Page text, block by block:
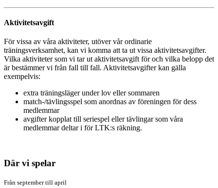
Aktivitetsavgift
För vissa av våra aktiviteter, utöver vår ordinarie
träningsverksamhet, kan vi komma att ta ut vissa aktivitetsavgifter.
Vilka aktiviteter som vi tar ut aktivitetsavgift för och vilka belopp det
är bestämmer vi från fall till fall. Aktivitetsavgifter kan gälla
exempelvis:
extra träningsläger under lov eller sommaren
match-/tävlingsspel som anordnas av föreningen för dess
medlemmar
avgifter kopplat till seriespel eller tävlingar som våra
medlemmar deltar i för LTK:s räkning.
Där vi spelar
Från september till april